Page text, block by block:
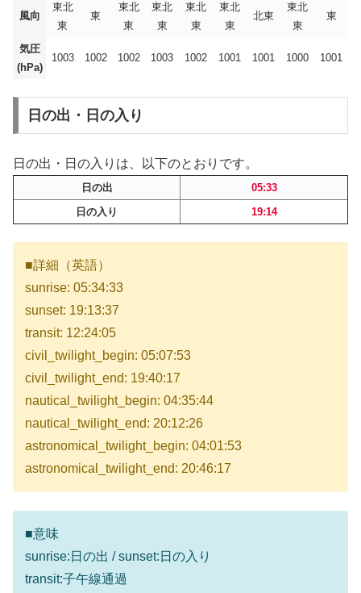
風向
東北
東
東
東北
東
東北
東
東北
東
東北
東
北東
東北
東
東
気圧
(hPa)
1003 1002 1002 1003 1002 1001 1001 1000 1001
日の出・日の入り
日の出・日の入りは、以下のとおりです。
日の出
05:33
日の入り
19:14
■詳細（英語）
sunrise: 05:34:33
sunset: 19:13:37
transit: 12:24:05
civil_twilight_begin: 05:07:53
civil_twilight_end: 19:40:17
nautical_twilight_begin: 04:35:44
nautical_twilight_end: 20:12:26
astronomical_twilight_begin: 04:01:53
astronomical_twilight_end: 20:46:17
■意味
sunrise:日の出 / sunset:日の入り
transit:子午線通過